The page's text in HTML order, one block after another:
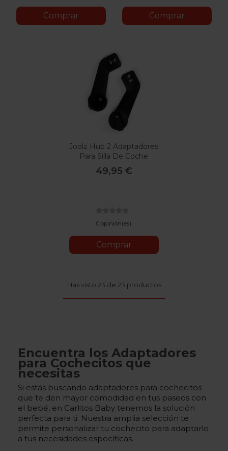
Comprar Comprar
Joolz Hub 2 Adaptadores
Para Silla De Coche
49,95 €
0 opinión(es)
Comprar
Has visto 23 de 23 productos
Encuentra los Adaptadores
para Cochecitos que
necesitas
Si estás buscando adaptadores para cochecitos
que te den mayor comodidad en tus paseos con
el bebé, en Carlitos Baby tenemos la solución
perfecta para ti. Nuestra amplia selección te
permite personalizar tu cochecito para adaptarlo
a tus necesidades específicas.